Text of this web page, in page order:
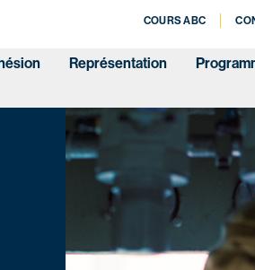
COURS ABC
Représentation